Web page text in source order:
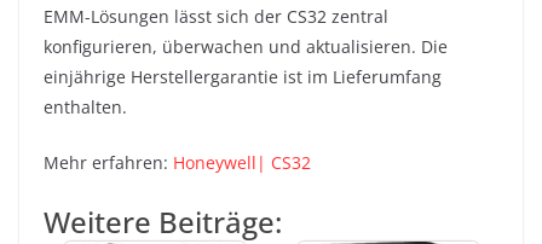
EMM-Lösungen lässt sich der CS32 zentral
konfigurieren, überwachen und aktualisieren. Die
einjährige Herstellergarantie ist im Lieferumfang
enthalten.
Mehr erfahren: Honeywell| CS32
Weitere Beiträge: